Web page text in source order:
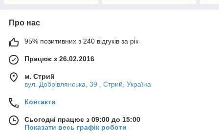
Про нас
95% позитивних з 240 відгуків за рік
Працює з 26.02.2016
м. Стрий
вул. Добрівлянська, 39 , Стрий, Україна
Контакти
Сьогодні працює з 09:00 до 15:00
Показати весь графік роботи